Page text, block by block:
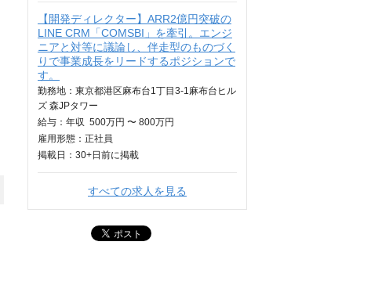
【開発ディレクター】ARR2億円突破の
LINE CRM「COMSBI」を牽引。エンジ
ニアと対等に議論し、伴走型のものづく
りで事業成長をリードするポジションで
す。
勤務地：東京都港区麻布台1丁目3-1麻布台ヒル
ズ 森JPタワー
給与： 年収 500万円 〜 800万円
雇用形態：正社員
掲載日： 30+日 前に掲載
すべての求人を見る